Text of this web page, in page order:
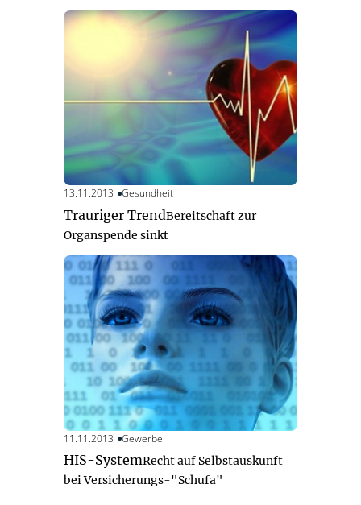
13.11.2013 Gesundheit
Trauriger TrendBereitschaft zur
Organspende sinkt
11.11.2013 Gewerbe
HIS-SystemRecht auf Selbstauskunft
bei Versicherungs-"Schufa"